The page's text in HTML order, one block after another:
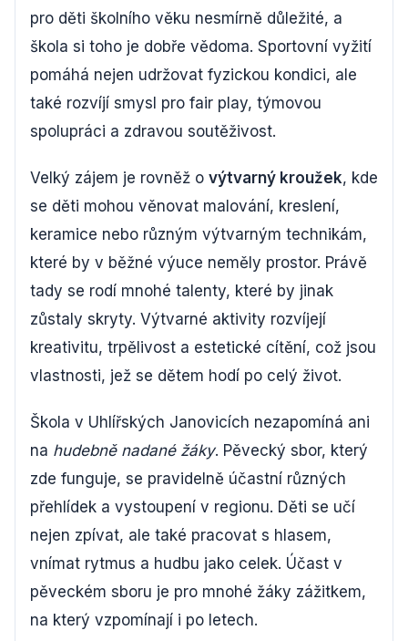
pro děti školního věku nesmírně důležité, a
škola si toho je dobře vědoma. Sportovní vyžití
pomáhá nejen udržovat fyzickou kondici, ale
také rozvíjí smysl pro fair play, týmovou
spolupráci a zdravou soutěživost.
Velký zájem je rovněž o výtvarný kroužek, kde
se děti mohou věnovat malování, kreslení,
keramice nebo různým výtvarným technikám,
které by v běžné výuce neměly prostor. Právě
tady se rodí mnohé talenty, které by jinak
zůstaly skryty. Výtvarné aktivity rozvíjejí
kreativitu, trpělivost a estetické cítění, což jsou
vlastnosti, jež se dětem hodí po celý život.
Škola v Uhlířských Janovicích nezapomíná ani
na hudebně nadané žáky. Pěvecký sbor, který
zde funguje, se pravidelně účastní různých
přehlídek a vystoupení v regionu. Děti se učí
nejen zpívat, ale také pracovat s hlasem,
vnímat rytmus a hudbu jako celek. Účast v
pěveckém sboru je pro mnohé žáky zážitkem,
na který vzpomínají i po letech.